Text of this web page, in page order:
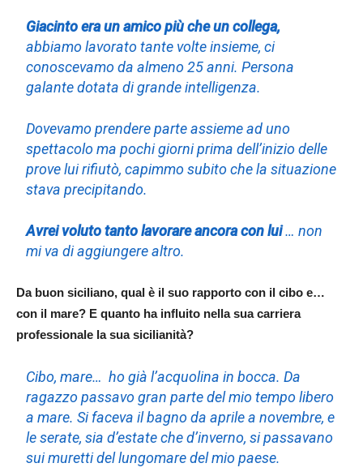
Giacinto era un amico più che un collega,
abbiamo lavorato tante volte insieme, ci
conoscevamo da almeno 25 anni. Persona
galante dotata di grande intelligenza.
Dovevamo prendere parte assieme ad uno
spettacolo ma pochi giorni prima dell’inizio delle
prove lui rifiutò, capimmo subito che la situazione
stava precipitando.
Avrei voluto tanto lavorare ancora con lui… non
mi va di aggiungere altro.
Da buon siciliano, qual è il suo rapporto con il cibo e…
con il mare? E quanto ha influito nella sua carriera
professionale la sua sicilianità?
Cibo, mare… ho già l’acquolina in bocca. Da
ragazzo passavo gran parte del mio tempo libero
a mare. Si faceva il bagno da aprile a novembre, e
le serate, sia d’estate che d’inverno, si passavano
sui muretti del lungomare del mio paese.